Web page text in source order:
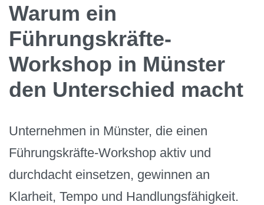
Warum ein
Führungskräfte-
Workshop in Münster
den Unterschied macht
Unternehmen in Münster, die einen
Führungskräfte-Workshop aktiv und
durchdacht einsetzen, gewinnen an
Klarheit, Tempo und Handlungsfähigkeit.